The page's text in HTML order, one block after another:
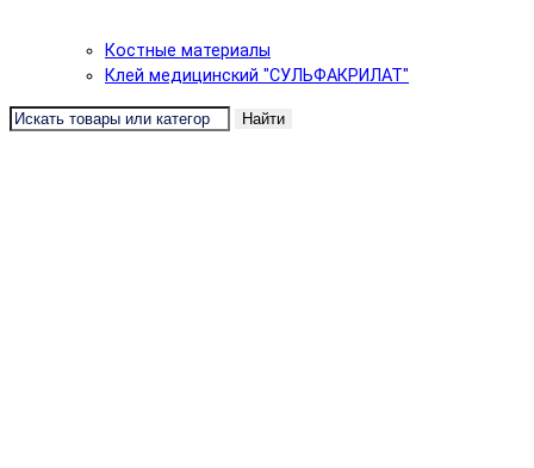
Костные материалы
Клей медицинский "СУЛЬФАКРИЛАТ"
Найти